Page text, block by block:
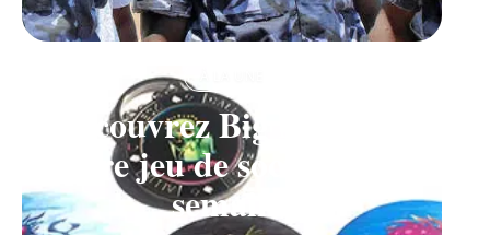
Découvrez Big Monster,
notre jeu de société de la
semaine